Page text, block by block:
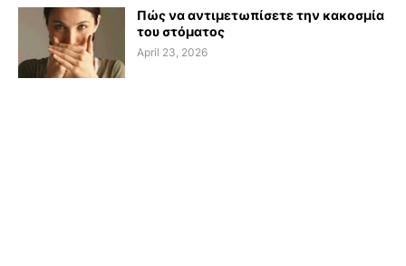
Πώς να αντιμετωπίσετε την κακοσμία
του στόματος
April 23, 2026